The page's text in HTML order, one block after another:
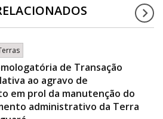
de Transação
ao agravo de
em prol da manutenção do
administrativo da Terra